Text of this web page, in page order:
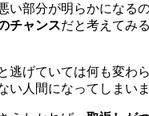
い部分が明らかになる
チャンスだと考えてみ
逃げていては何も変わ
い人間になってしまいま